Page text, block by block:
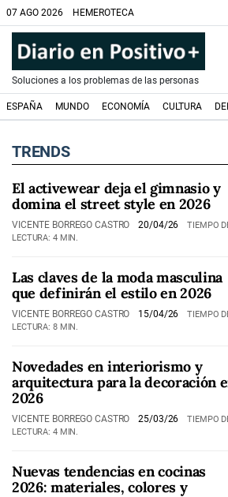
07 AGO 2026 HEMEROTECA
Soluciones a los problemas de las personas
ESPAÑA MUNDO ECONOMÍA CULTURA
TRENDS
El activewear deja el gimnasio y
domina el street style en 2026
VICENTE BORREGO CASTRO 20/04/26
TIEMPO
LECTURA: 4 MIN.
Las claves de la moda masculina
que definirán el estilo en 2026
VICENTE BORREGO CASTRO 15/04/26
TIEMPO
LECTURA: 8 MIN.
Novedades en interiorismo y
arquitectura para la decoración
2026
VICENTE BORREGO CASTRO 25/03/26
TIEMPO
LECTURA: 4 MIN.
Nuevas tendencias en cocinas
2026: materiales, colores y